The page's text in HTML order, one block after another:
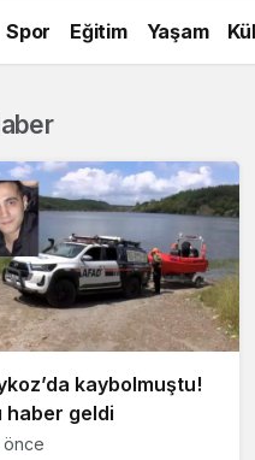
Spor Eğitim Yaşam
kaybolmuştu!
haber geldi
önce